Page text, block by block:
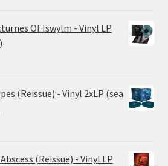
Of Iswylm - Vinyl LP
(Reissue) - Vinyl 2xLP (sea
(Reissue) - Vinyl LP